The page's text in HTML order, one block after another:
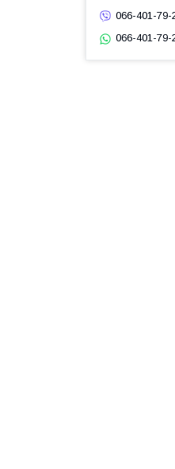
066-401-
066-401-79-